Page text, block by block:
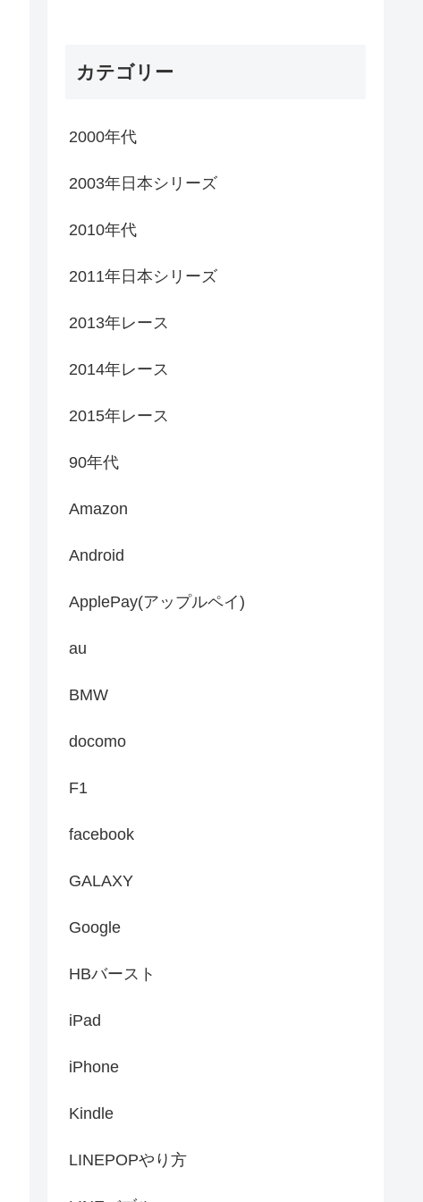
カテゴリー
2000年代
2003年日本シリーズ
2010年代
2011年日本シリーズ
2013年レース
2014年レース
2015年レース
90年代
Amazon
Android
ApplePay(アップルペイ)
au
BMW
docomo
F1
facebook
GALAXY
Google
HBバースト
iPad
iPhone
Kindle
LINEPOPやり方